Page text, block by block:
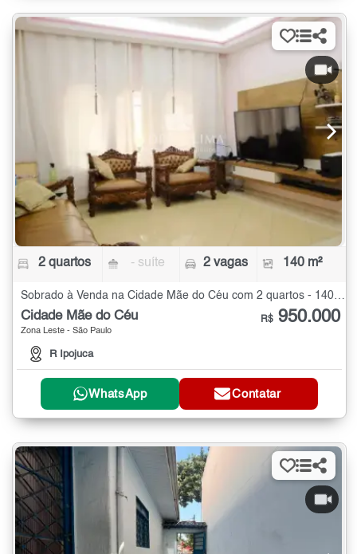
2 quartos - suíte 2 vagas 140 m²
Sobrado à Venda na Cidade Mãe do Céu com 2 quartos - 140 m²
Cidade Mãe do Céu
Zona Leste - São Paulo
R Ipojuca
R$ 950.000
WhatsApp Contatar